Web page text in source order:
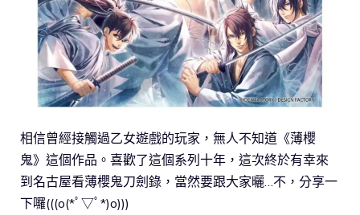
相信曾經接觸過乙女遊戲的玩家，無人不知道《薄櫻
鬼》這個作品。喜歡了這個系列十年，這次終於有幸來
到名古屋看薄櫻鬼刀劍錄，當然要跟大家曬…不，分享一
下囉(((o(*ﾟ▽ﾟ*)o)))